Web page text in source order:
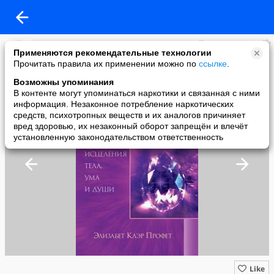
Применяются рекомендательные технологии
Прочитать правила их применении можно по ссылке
Возможны упоминания
В контенте могут упоминаться наркотики и связанная с ними
информация. Незаконное потребление наркотических
средств, психотропных веществ и их аналогов причиняет
вред здоровью, их незаконный оборот запрещён и влечёт
установленную законодательством ответственность
Учения Вознесённых Владык / Вершинный Маяк
added a photo
07 May в 09:07
Like